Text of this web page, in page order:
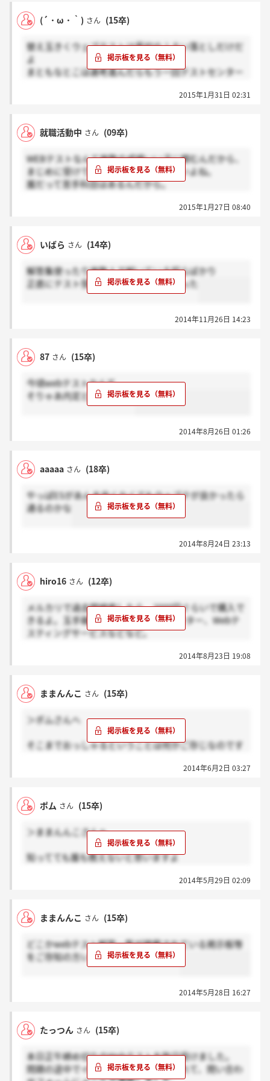
ったよ
(´・ω・｀) さん (15卒)
替え玉きくウェブテストは最初のふるい落としだけだ
よ
まともなとこは選考進んだらもう一回テストセンター
2015年1月31日 02:31
就職活動中 さん (09卒)
WEBテストなんて複数の成績いい子に頼むんだから、
まじめに受けてる人間が勝てるわけないよね。
誰だって苦手科目はあるんだから。
2015年1月27日 08:40
いばら さん (14卒)
解答集使ったり複数人で解いている奴らばかり
正直にテスト受けるのがバカらしくなった
2014年11月26日 14:23
87 さん (15卒)
今頃webテストなんて
そりゃあ内定とられへんわ
2014年8月26日 01:26
aaaaa さん (18卒)
やっぱESがあんま良くなくてもウェブテが良かったら
通るのかな
2014年8月24日 23:13
hiro16 さん (12卒)
メルカリで過去問検索したら、2000円ぐらいで購入で
きるよ。玉手箱、TG-Web、テストセンター、Webテ
スティングサービスなどなど。
2014年8月23日 19:08
ままんんこ さん (15卒)
＞ポムさんへ
そこまでおっしゃるということは何かご存じなのです
要は結果ですからね。
嘘つくことなんて生きてきた中で誰だってあるでし
ょ。
2014年6月2日 03:27
ポム さん (15卒)
＞ままんんこさんへ
知ってても誰も教えないと思いますよ
2014年5月29日 02:09
ままんんこ さん (15卒)
どこかwebテスト解答一覧が掲載されている掲示板等
をご存知の方いらっしゃいませんか。
2014年5月28日 16:27
たっつん さん (15卒)
本日正午締め切りのWebテストを昨日受けました。
問題の途中でインターネット接続がきれて、問い合わ